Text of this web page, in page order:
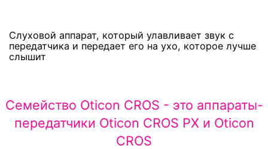
Слуховой аппарат, который улавливает звук с
передатчика и передает его на ухо, которое лучше
слышит
Семейство Oticon CROS - это аппараты-
передатчики Oticon CROS PX и Oticon
CROS